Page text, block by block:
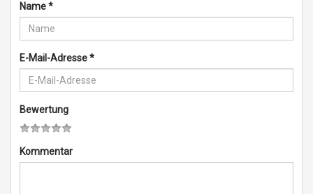
Name*
E-Mail-Adresse*
Bewertung
Kommentar